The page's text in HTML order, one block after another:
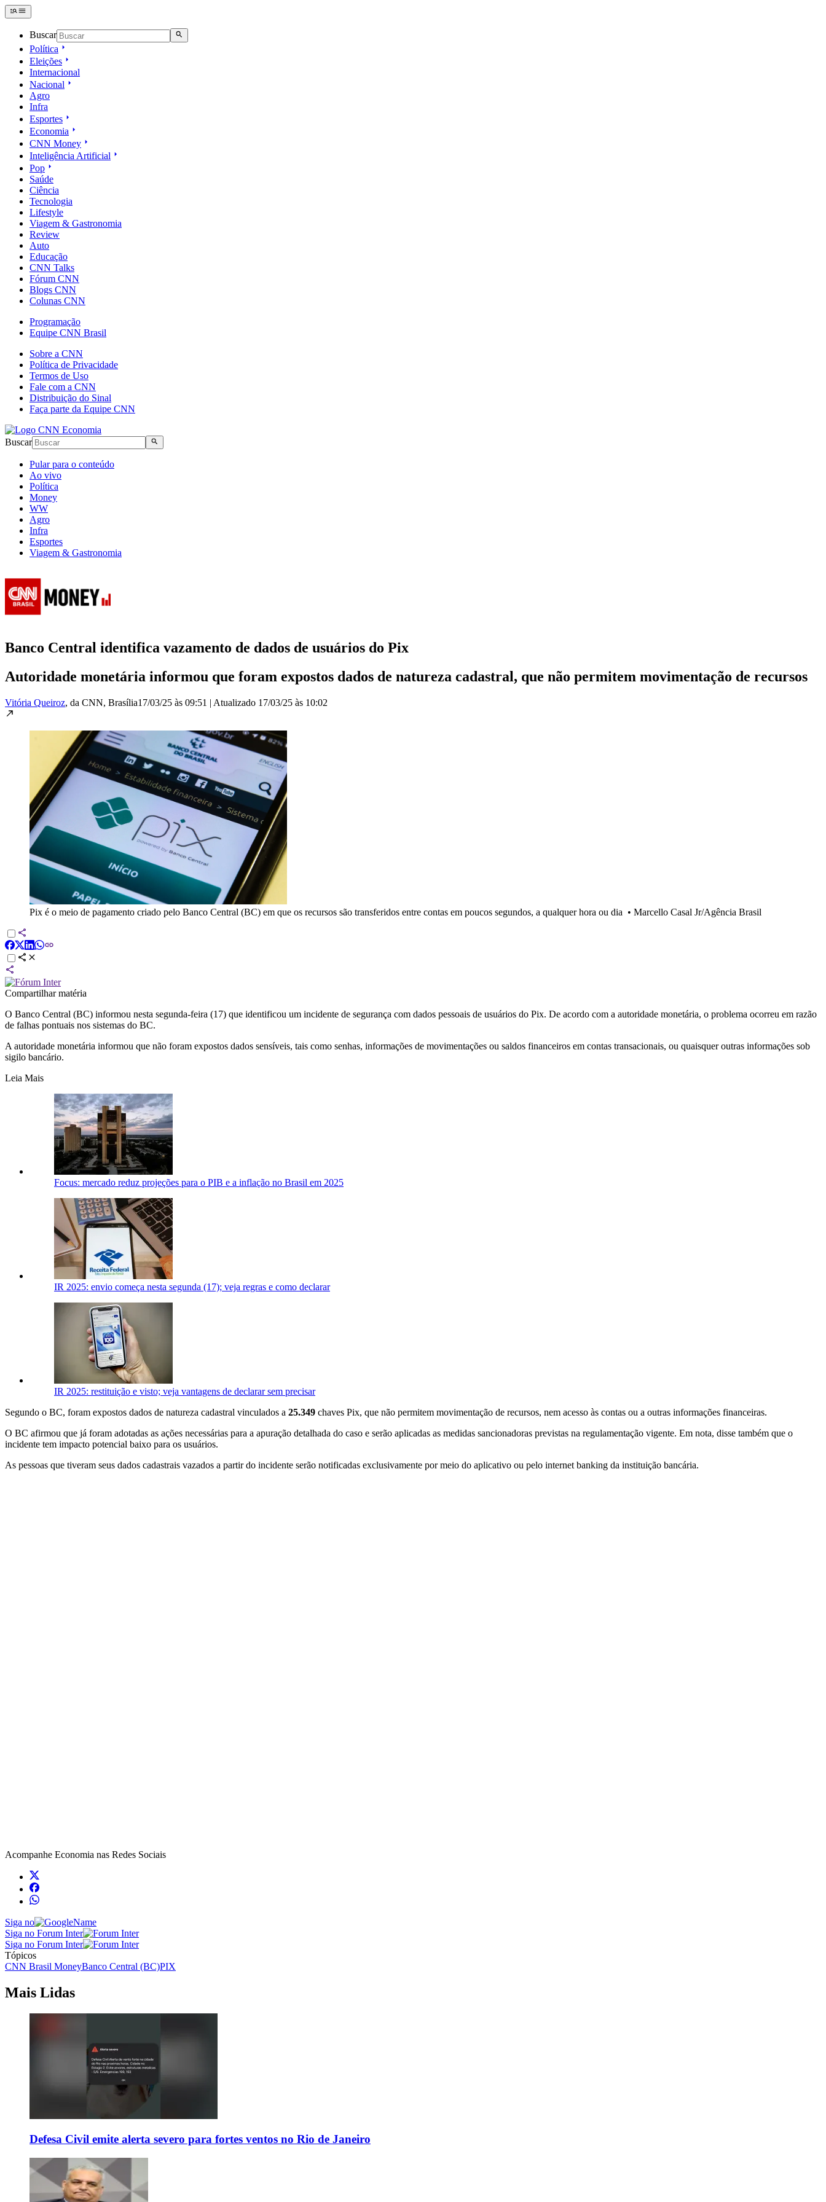
Buscar
Política
Eleições
Internacional
Nacional
Agro
Infra
Esportes
Economia
CNN Money
Inteligência Artificial
Pop
Saúde
Ciência
Tecnologia
Lifestyle
Viagem & Gastronomia
Review
Auto
Educação
CNN Talks
Fórum CNN
Blogs CNN
Colunas CNN
Programação
Equipe CNN Brasil
Sobre a CNN
Política de Privacidade
Termos de Uso
Fale com a CNN
Distribuição do Sinal
Faça parte da Equipe CNN
Buscar
Pular para o conteúdo
Ao vivo
Política
Money
WW
Agro
Infra
Esportes
Viagem & Gastronomia
Banco Central identifica vazamento de dados de usuários do Pix
Autoridade monetária informou que foram expostos dados de natureza cadastral, que não permitem movimentação de recursos
Vitória Queiroz, da CNN, Brasília17/03/25 às 09:51 | Atualizado 17/03/25 às 10:02
Pix é o meio de pagamento criado pelo Banco Central (BC) em que os recursos são transferidos entre contas em poucos segundos, a qualquer hora ou dia • Marcello Casal Jr/Agência Brasil
Compartilhar matéria
O Banco Central (BC) informou nesta segunda-feira (17) que identificou um incidente de segurança com dados pessoais de usuários do Pix. De acordo com a autoridade monetária, o problema ocorreu em razão
de falhas pontuais nos sistemas do BC.
A autoridade monetária informou que não foram expostos dados sensíveis, tais como senhas, informações de movimentações ou saldos financeiros em contas transacionais, ou quaisquer outras informações sob
sigilo bancário.
Leia Mais
Focus: mercado reduz projeções para o PIB e a inflação no Brasil em 2025
IR 2025: envio começa nesta segunda (17); veja regras e como declarar
IR 2025: restituição e visto; veja vantagens de declarar sem precisar
Segundo o BC, foram expostos dados de natureza cadastral vinculados a 25.349 chaves Pix, que não permitem movimentação de recursos, nem acesso às contas ou a outras informações financeiras.
O BC afirmou que já foram adotadas as ações necessárias para a apuração detalhada do caso e serão aplicadas as medidas sancionadoras previstas na regulamentação vigente. Em nota, disse também que o
incidente tem impacto potencial baixo para os usuários.
As pessoas que tiveram seus dados cadastrais vazados a partir do incidente serão notificadas exclusivamente por meio do aplicativo ou pelo internet banking da instituição bancária.
Acompanhe Economia nas Redes Sociais
Siga no
Siga no Forum Inter
Siga no Forum Inter
Tópicos
CNN Brasil MoneyBanco Central (BC)PIX
Mais Lidas
Defesa Civil emite alerta severo para fortes ventos no Rio de Janeiro